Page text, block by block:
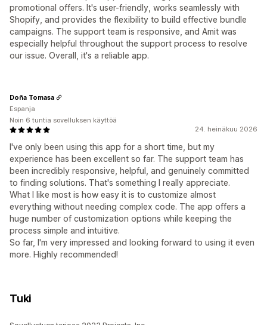
promotional offers. It's user-friendly, works seamlessly with
Shopify, and provides the flexibility to build effective bundle
campaigns. The support team is responsive, and Amit was
especially helpful throughout the support process to resolve
our issue. Overall, it's a reliable app.
24. heinäkuu 2026
I've only been using this app for a short time, but my
experience has been excellent so far. The support team has
been incredibly responsive, helpful, and genuinely committed
to finding solutions. That's something I really appreciate.
What I like most is how easy it is to customize almost
everything without needing complex code. The app offers a
huge number of customization options while keeping the
process simple and intuitive.
So far, I'm very impressed and looking forward to using it even
more. Highly recommended!
Doña Tomasa
Espanja
Noin 6 tuntia sovelluksen käyttöä
Tuki